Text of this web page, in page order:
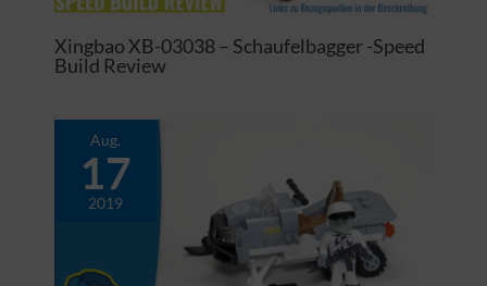
Xingbao XB-03038 – Schaufelbagger -Speed
Build Review
Aug.
17
2019